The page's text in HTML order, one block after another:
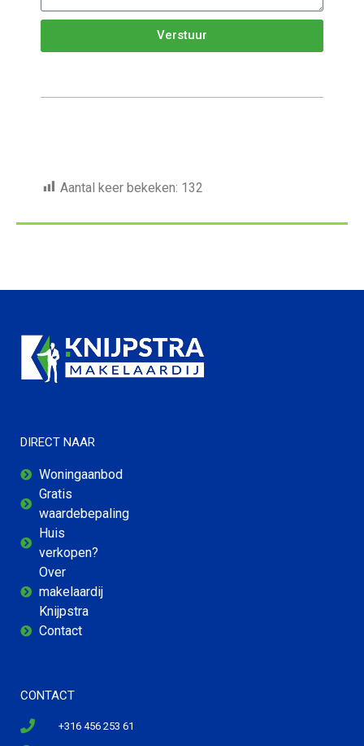
Verstuur
Aantal keer bekeken: 132
DIRECT NAAR
Woningaanbod
Gratis
waardebepaling
Huis
verkopen?
Over
makelaardij
Knijpstra
Contact
CONTACT
+316 456 253 61